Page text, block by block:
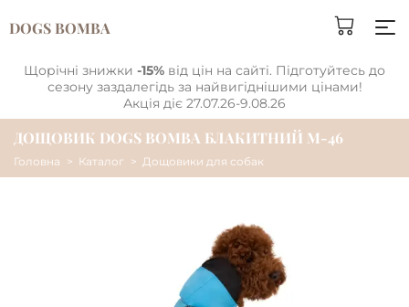
DOGS BOMBA
Щорічні знижки -15% від цін на сайті. Підготуйтесь до
сезону заздалегідь за найвигіднішими цінами!
Акція діє 27.07.26-9.08.26
ДОЩОВИК DOGS BOMBA БЛАКИТНИЙ M-46
Головна Каталог Дощовики для собак